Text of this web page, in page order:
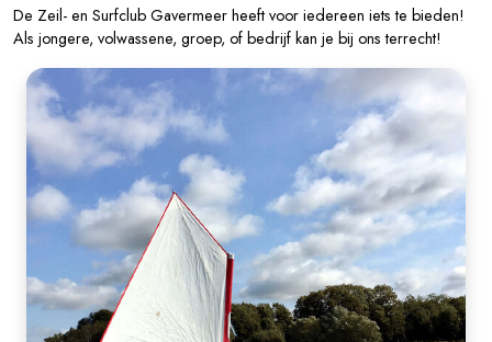
De Zeil- en Surfclub Gavermeer heeft voor iedereen iets te bieden!
Als jongere, volwassene, groep, of bedrijf kan je bij ons terrecht!